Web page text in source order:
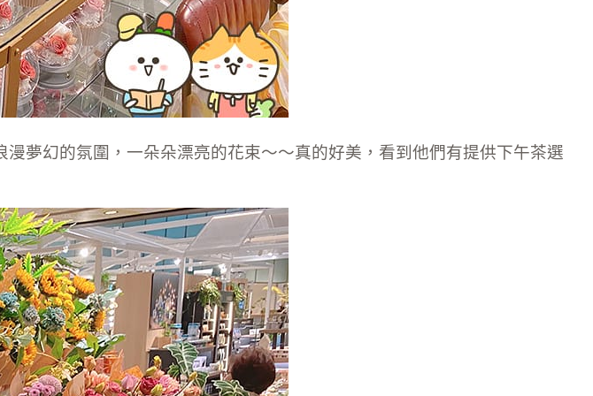
夢幻的氛圍，一朵朵漂亮的花束～～真的好美，看到他們有提供下午茶選